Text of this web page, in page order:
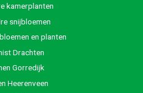
kamerplanten
snijbloemen
en planten
Drachten
Gorredijk
Heerenveen